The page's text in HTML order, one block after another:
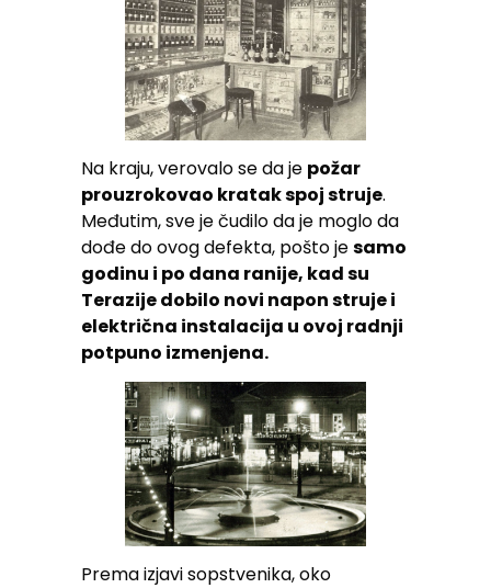
Na kraju, verovalo se da je požar
prouzrokovao kratak spoj struje.
Međutim, sve je čudilo da je moglo da
dođe do ovog defekta, pošto jesamo
godinu i po dana ranije, kad su
Terazije dobilo novi napon struje i
električna instalacija u ovoj radnji
potpuno izmenjena.
Prema izjavi sopstvenika, oko